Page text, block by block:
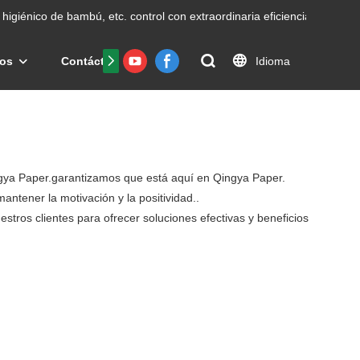
de bambú, etc. control con extraordinaria eficiencia.
Contáctenos Preguntas frecuentes
Idioma
Paper.garantizamos que está aquí en Qingya Paper.
la motivación y la positividad..
clientes para ofrecer soluciones efectivas y beneficios